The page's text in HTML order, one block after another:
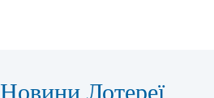
Новини Лотереї